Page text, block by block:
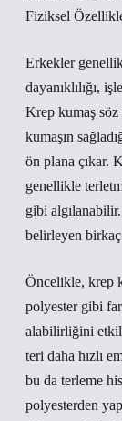
Fiziksel
Erkekler
dayanıklılığı,
Krep kumaş
kumaşın
ön plana çıkar.
genellikle
gibi
belirleyen
Öncelikle, krep
polyester gibi
alabilirliğini
teri daha hızlı
bu da terleme
polyesterden